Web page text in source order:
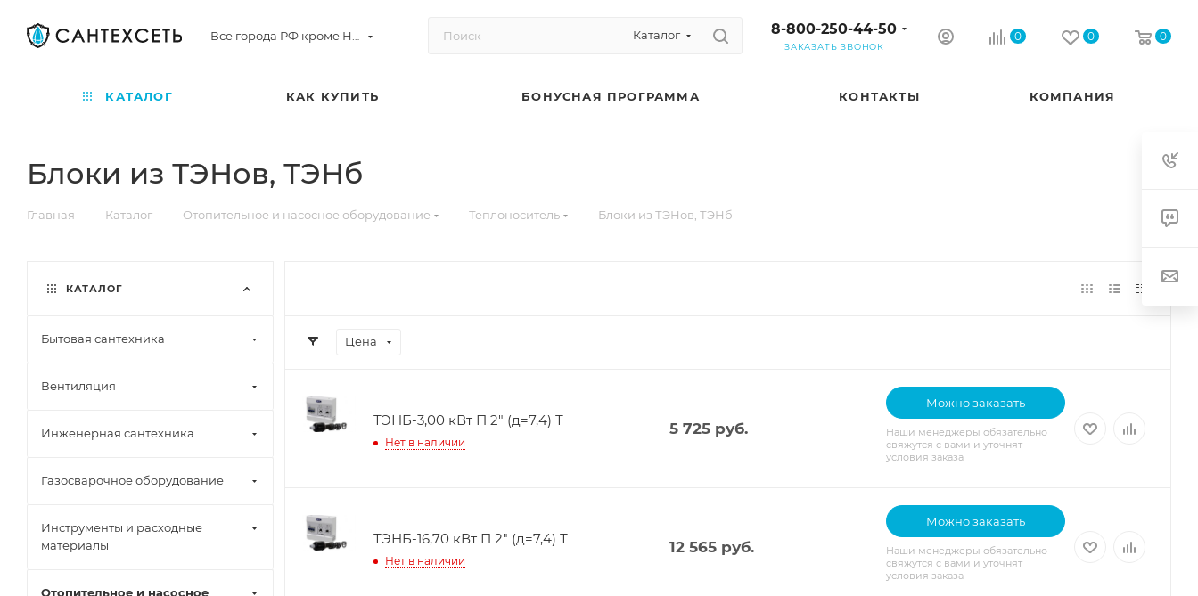
Каталог 8-800-250-44-50
ЗАКАЗАТЬ ЗВОНОК
0 0 0
КАТАЛОГ КАК КУПИТЬ БОНУСНАЯ ПРОГРАММА КОНТАКТЫ КОМПАНИЯ
Блоки из ТЭНов, ТЭНб
Главная — Каталог — Отопительное и насосное оборудование — Теплоноситель — Блоки из ТЭНов, ТЭНб
Цена
ТЭНБ-3,00 кВт П 2" (д=7,4) Т
Нет в наличии
5 725руб.
Можно заказать
Наши менеджеры обязательно
свяжутся с вами и уточнят
условия заказа
ТЭНБ-16,70 кВт П 2" (д=7,4) Т
Нет в наличии
12 565руб.
Можно заказать
Наши менеджеры обязательно
свяжутся с вами и уточнят
условия заказа
КАТАЛОГ
Бытовая сантехника
Вентиляция
Инженерная сантехника
Газосварочное оборудование
Инструменты и расходные
материалы
Отопительное и насосное